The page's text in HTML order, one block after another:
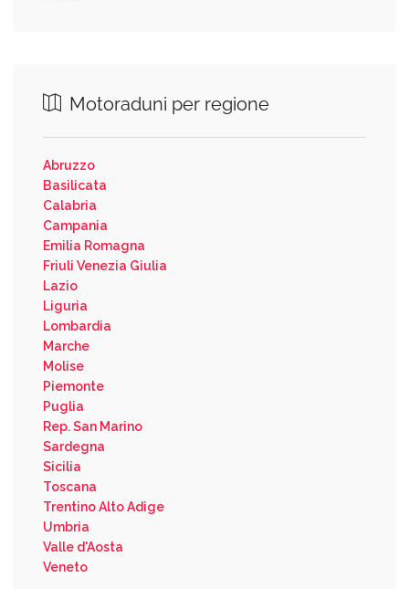
Motoraduni per regione
Abruzzo
Basilicata
Calabria
Campania
Emilia Romagna
Friuli Venezia Giulia
Lazio
Liguria
Lombardia
Marche
Molise
Piemonte
Puglia
Rep. San Marino
Sardegna
Sicilia
Toscana
Trentino Alto Adige
Umbria
Valle d'Aosta
Veneto